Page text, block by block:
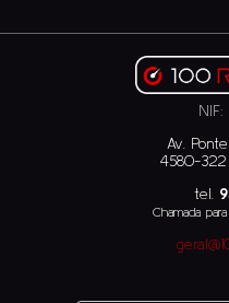
NIF:
Av.
4580-322
tel.
Chamada